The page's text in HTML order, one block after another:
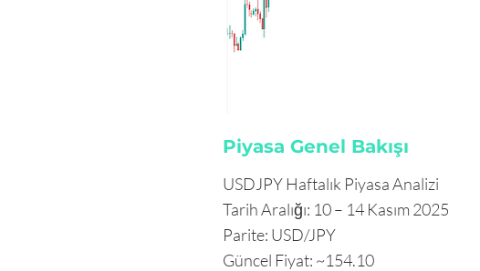
Piyasa Genel Bakışı
USDJPY Haftalık Piyasa Analizi
Tarih Aralığı: 10 – 14 Kasım 2025
Parite: USD/JPY
Güncel Fiyat: ~154.10